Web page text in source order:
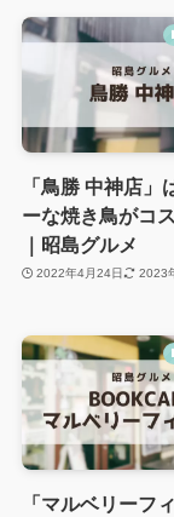
「鳥勝 中神店」
ーな焼き鳥がコ
｜昭島グルメ
2022年4月24日 2023
「マルベリーフ